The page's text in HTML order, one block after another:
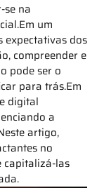
se na
um
expectativas dos
compreender e
pode ser o
para trás.Em
digital
a
artigo,
no
capitalizá-las